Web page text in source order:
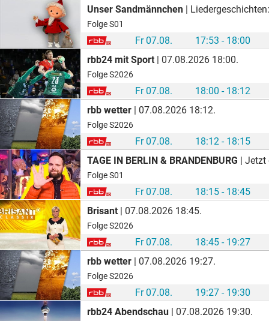
Unser Sandmännchen |
Folge S01
Fr 07.08.
17:53 - 18:00
rbb24 mit Sport | 07.08.2026 18:00.
Folge S2026
Fr 07.08.
18:00 - 18:12
rbb wetter | 07.08.2026 18:12.
Folge S2026
Fr 07.08.
18:12 - 18:15
TAGE IN BERLIN & BRANDENBURG | Jetzt
Folge S01
Fr 07.08.
18:15 - 18:45
Brisant | 07.08.2026 18:45.
Folge S2026
Fr 07.08.
18:45 - 19:27
rbb wetter | 07.08.2026 19:27.
Folge S2026
Fr 07.08.
19:27 - 19:30
rbb24 Abendschau | 07.08.2026 19:30.